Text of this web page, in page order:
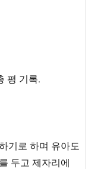
평 기록.
기로 하며 유아도
두고 제자리에